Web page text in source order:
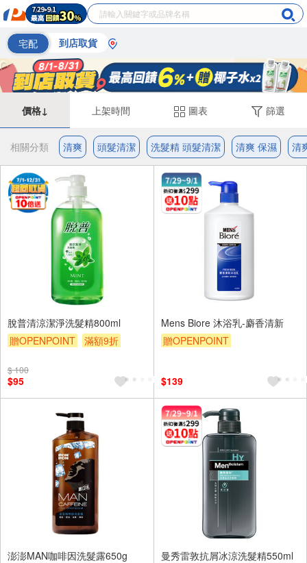
宅配 到店取貨
價格↓ 上架時間 圖表 篩選
相關分類 清爽 頭髮清潔 洗髮精 頭髮清潔 清爽 保濕 清
脫普清涼潔淨洗髮精800ml
贈OPENPOINT
滿額9折
$ 100
$95
Mens Biore 沐浴乳-麝香清新
贈OPENPOINT
$139
澎澎MAN咖啡因洗髮露650g
曼秀雷敦抗屑冰涼洗髮精550ml